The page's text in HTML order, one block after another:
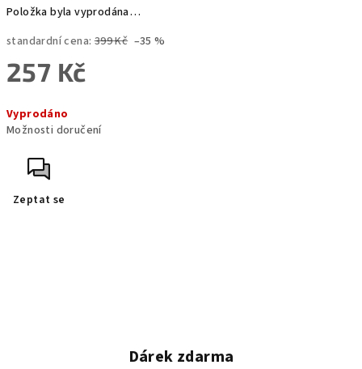
Položka byla vyprodána…
standardní cena: 399 Kč –35 %
257 Kč
cena:
Vyprodáno
Možnosti doručení
Zeptat se
Dárek zdarma